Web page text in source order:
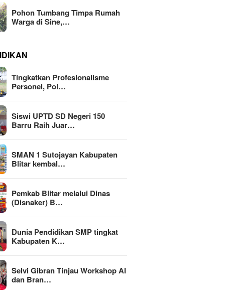
Pohon Tumbang Timpa Rumah
Warga di Sine,…
Tingkatkan Profesionalisme
Personel, Pol…
Siswi UPTD SD Negeri 150
Barru Raih Juar…
SMAN 1 Sutojayan Kabupaten
Blitar kembal…
Pemkab Blitar melalui Dinas
(Disnaker) B…
Dunia Pendidikan SMP tingkat
Kabupaten K…
Selvi Gibran Tinjau Workshop AI
dan Bran…